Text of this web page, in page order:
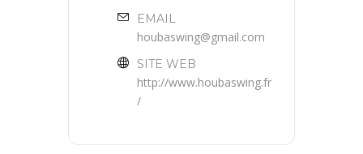
EMAIL
houbaswing@gmail.com
SITE WEB
http://www.houbaswing.fr
/